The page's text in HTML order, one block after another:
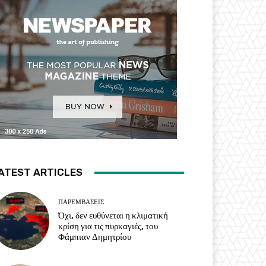
ARTICLES
ΠΑΡΕΜΒΑΣΕΙΣ
Όχι, δεν ευθύνεται η κλιματική
κρίση για τις πυρκαγιές, του
Φάμπιαν Δημητρίου